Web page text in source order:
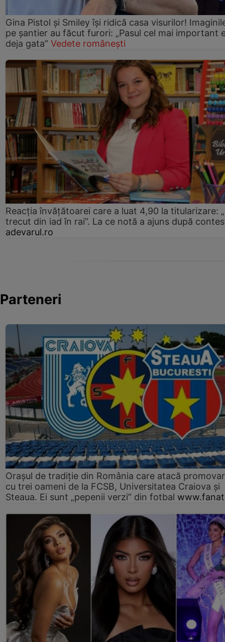
Gina Pistol și Smiley își ridică casa visurilor!
pe șantier au făcut furori: „Pasul cel mai important
deja gata” Vedete românești
Reacția învățătoarei care a luat 4,90 la titularizare:
trecut din iad în rai”. La ce notă a ajuns după
adevarul.ro
Parteneri
Orașul de tradiție din România care atacă
cu trei oameni de la FCSB, Universitatea Craiova și
Steaua. Ei sunt „pepenii verzi” din fotbal